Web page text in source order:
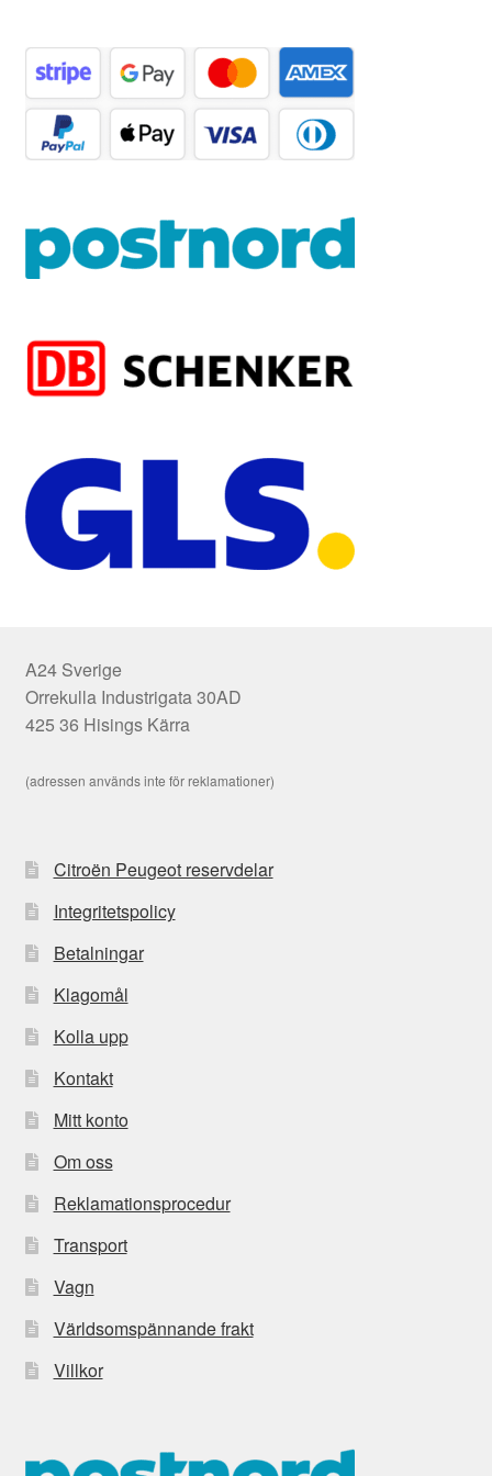
A24 Sverige
Orrekulla Industrigata 30AD
425 36 Hisings Kärra
(adressen används inte för reklamationer)
Citroën Peugeot reservdelar
Integritetspolicy
Betalningar
Klagomål
Kolla upp
Kontakt
Mitt konto
Om oss
Reklamationsprocedur
Transport
Vagn
Världsomspännande frakt
Villkor